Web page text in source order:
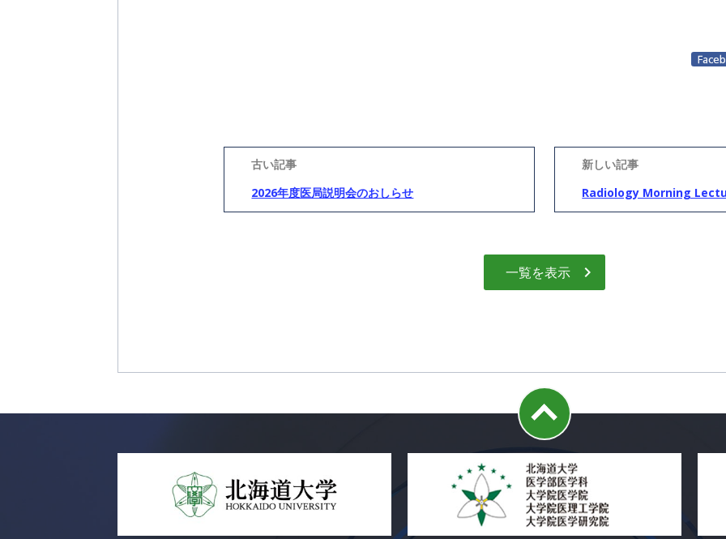
投
ー
2026年度医局説明会のおしらせ Radiology Morning
一覧を表示